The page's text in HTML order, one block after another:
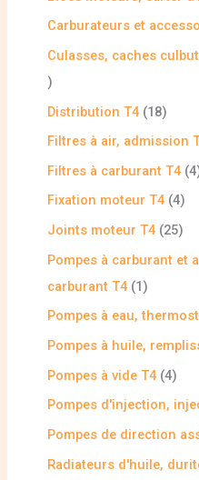
Carburateurs et
Culasses, caches
Distribution T4 18
Filtres à air, admission
Filtres à carburant T4 4
Fixation moteur T4 4
Joints moteur T4 25
Pompes à carburant et
carburant T4 1
Pompes à eau,
Pompes à huile,
Pompes à vide T4 4
Pompes d'injection,
Pompes de direction
Radiateurs d'huile,